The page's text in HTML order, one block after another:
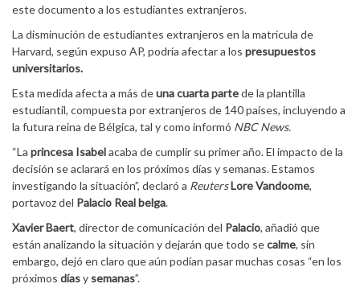
este documento a los estudiantes extranjeros.
La disminución de estudiantes extranjeros en la matrícula de
Harvard, según expuso AP, podría afectar a los presupuestos
universitarios.
Esta medida afecta a más deuna cuarta partede la plantilla
estudiantil, compuesta por extranjeros de 140 países, incluyendo a
la futura reina de Bélgica, tal y como informó NBC News.
“La princesa Isabelacaba de cumplir su primer año. El impacto de la
decisión se aclarará en los próximos días y semanas. Estamos
investigando la situación”, declaró a ReutersLore Vandoome,
portavoz del Palacio Real belga.
Xavier Baert, director de comunicación del Palacio, añadió que
están analizando la situación y dejarán que todo secalme, sin
embargo, dejó en claro que aún podían pasar muchas cosas “en los
próximos díasy semanas”.